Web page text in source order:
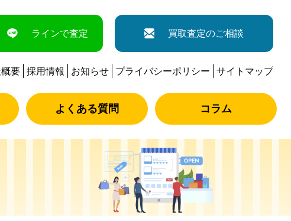
ラインで査定 買取査定のご相談
要 採用情報 お知らせ プライバシーポリシー サイトマップ
よくある質問 コラム